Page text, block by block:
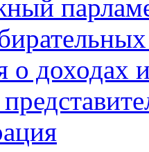
о доходах